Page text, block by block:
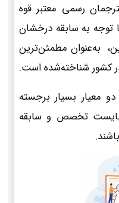
رسمی معتبر قوه
به سابقه درخشان
به‌عنوان مطمئن‌ترین
کشور شناخته‌شده است.
معیار بسیار برجسته
تخصص و سابقه